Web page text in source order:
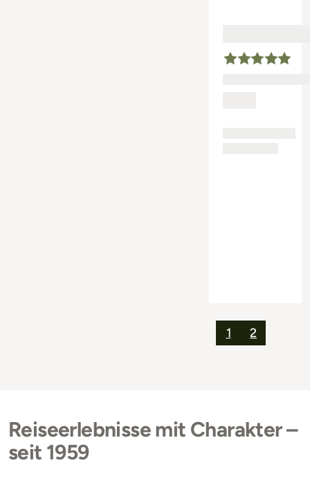
1 2
Reiseerlebnisse mit Charakter –
seit 1959